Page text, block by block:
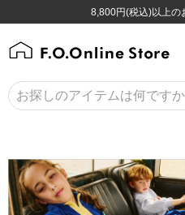
8,800円(税込)以上の
ほぼ全品半額！！8/
8,800円(税込)以上の
ほぼ全品半額！！8/